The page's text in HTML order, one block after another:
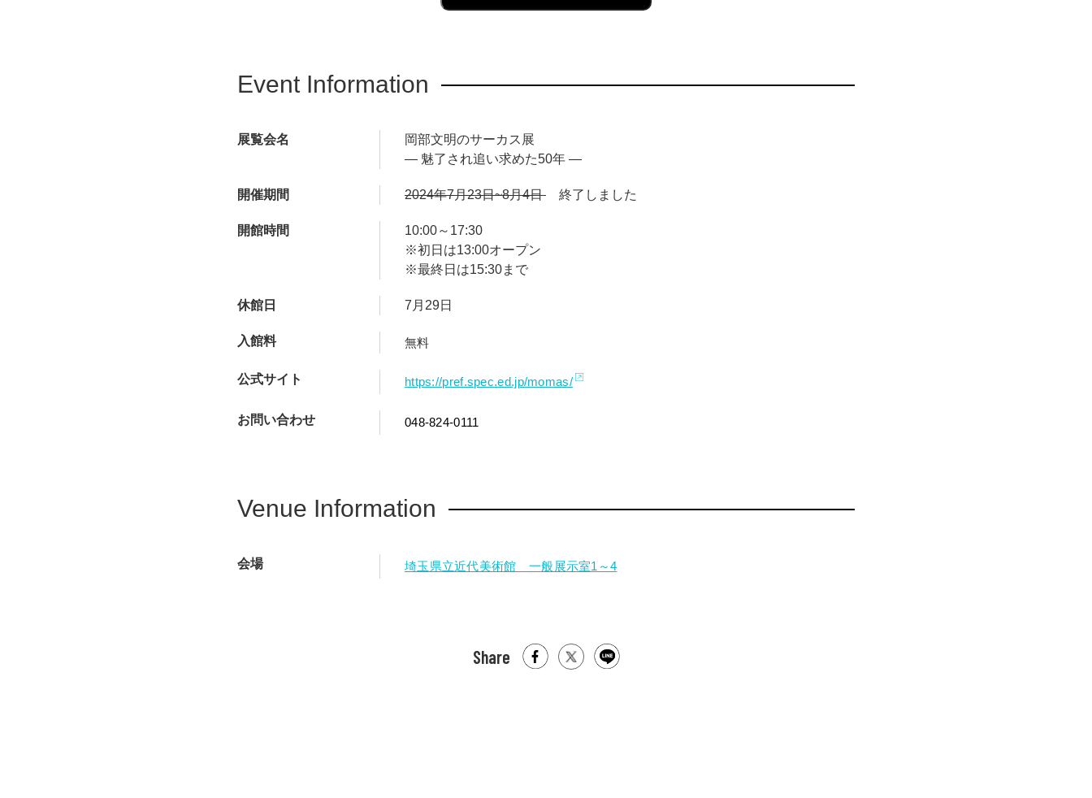
Event Information
展覧会名
岡部文明のサーカス展
― 魅了され追い求めた50年 ―
開催期間 2024年7月23日~8月4日 終了しました
開館時間
10:00～17:30
※初日は13:00オープン
※最終日は15:30まで
休館日 7月29日
入館料 無料
公式サイト https://pref.spec.ed.jp/momas/
お問い合わせ 048-824-0111
Venue Information
会場 埼玉県立近代美術館 一般展示室1～4
Share